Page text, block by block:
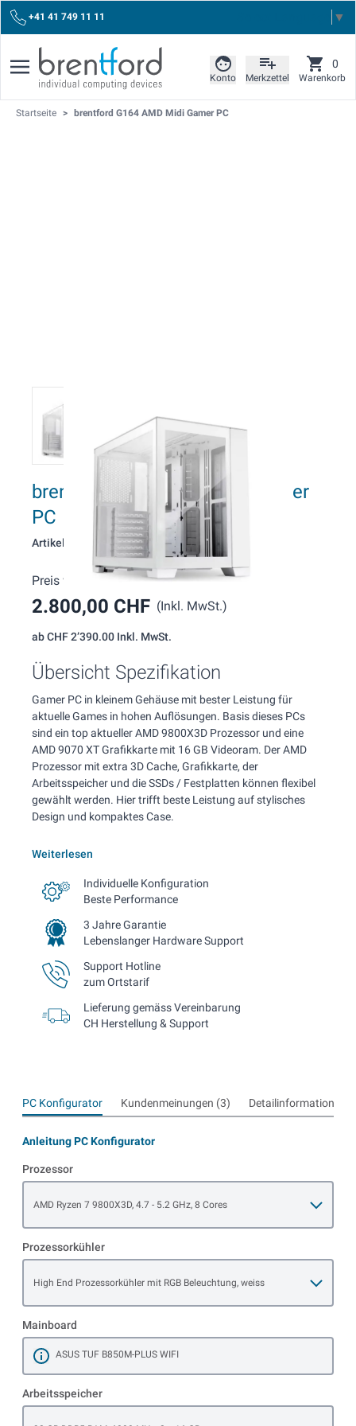
+41 41 749 11 11 ▼
Konto Merkzettel Warenkorb
0
Startseite > brentford G164 AMD Midi Gamer PC
brentford G164 AMD Midi Gamer
PC
Artikelnummer: 164
Preis wie konfiguriert:
2.800,00 CHF (Inkl. MwSt.)
abCHF 2’390.00 Inkl. MwSt.
Übersicht Spezifikation
Gamer PC in kleinem Gehäuse mit bester Leistung für
aktuelle Games in hohen Auflösungen. Basis dieses PCs
sind ein top aktueller AMD 9800X3D Prozessor und eine
AMD 9070 XT Grafikkarte mit 16 GB Videoram. Der AMD
Prozessor mit extra 3D Cache, Grafikkarte, der
Arbeitsspeicher und die SSDs / Festplatten können flexibel
gewählt werden. Hier trifft beste Leistung auf stylisches
Design und kompaktes Case.
Weiterlesen
Individuelle Konfiguration
Beste Performance
3 Jahre Garantie
Lebenslanger Hardware Support
Support Hotline
zum Ortstarif
Lieferung gemäss Vereinbarung
CH Herstellung & Support
PC Konfigurator Kundenmeinungen (3) Detailinformationen
Anleitung PC Konfigurator
Prozessor
AMD Ryzen 7 9800X3D, 4.7 - 5.2 GHz, 8 Cores
Prozessorkühler
High End Prozessorkühler mit RGB Beleuchtung, weiss
Mainboard
ASUS TUF B850M-PLUS WIFI
Arbeitsspeicher